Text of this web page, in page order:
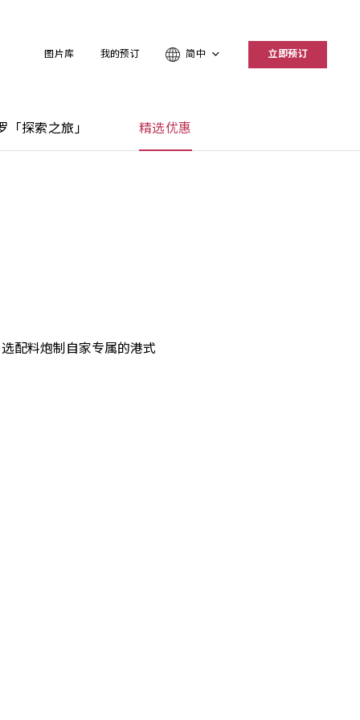
图片库 我的预订 简中 立即预订
「探索之旅」 精选优惠
配料炮制自家专属的港式